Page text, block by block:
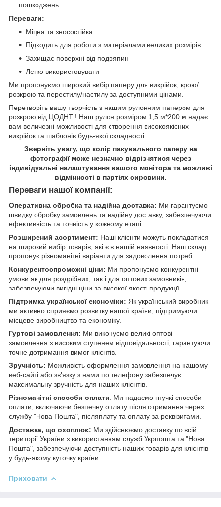
пошкоджень.
Переваги:
Міцна та зносостійка
Підходить для роботи з матеріалами великих розмірів
Захищає поверхні від подряпин
Легко використовувати
Ми пропонуємо широкий вибір паперу для викрійок, крою/
розкрою та перестилу/настилу за доступними цінами.
Перетворіть вашу творчість з нашим рулонним папером для
розкрою від ЦОДНТІ! Наш рулон розміром 1,5 м*200 м надає
вам величезні можливості для створення високоякісних
викрійок та шаблонів будь-якої складності.
Зверніть увагу, що колір пакувального паперу на
фотографії може незначно відрізнятися через
індивідуальні налаштування вашого монітора та можливі
відмінності в партіях сировини.
Переваги нашої компанії:
Оперативна обробка та надійна доставка: Ми гарантуємо
швидку обробку замовлень та надійну доставку, забезпечуючи
ефективність та точність у кожному етапі.
Розширений асортимент: Наші клієнти можуть покладатися
на широкий вибір товарів, які є в нашій наявності. Наш склад
пропонує різноманітні варіанти для задоволення потреб.
Конкурентоспроможні ціни: Ми пропонуємо конкурентні
умови як для роздрібних, так і для оптових замовників,
забезпечуючи вигідні ціни за високої якості продукції.
Підтримка української економіки: Як український виробник
ми активно сприяємо розвитку нашої країни, підтримуючи
місцеве виробництво та економіку.
Гуртові замовлення: Ми виконуємо великі оптові
замовлення з високим ступенем відповідальності, гарантуючи
точне дотримання вимог клієнтів.
Зручність: Можливість оформлення замовлення на нашому
веб-сайті або зв'язку з нами по телефону забезпечує
максимальну зручність для наших клієнтів.
Різноманітні способи оплати: Ми надаємо гнучкі способи
оплати, включаючи безпечну оплату після отримання через
службу "Нова Пошта", післяплату та оплату за реквізитами.
Доставка, що охоплює: Ми здійснюємо доставку по всій
території України з використанням служб Укрпошта та "Нова
Пошта", забезпечуючи доступність наших товарів для клієнтів
у будь-якому куточку країни.
Приховати